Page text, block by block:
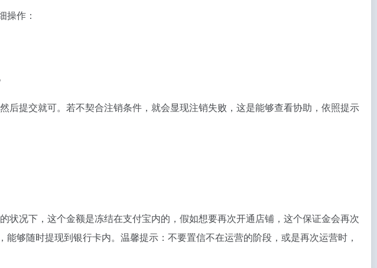
操作：
提交就可。若不契合注销条件，就会显现注销失败，这是能够查看协助，依照提示
况下，这个金额是冻结在支付宝内的，假如想要再次开通店铺，这个保证金会再次
够随时提现到银行卡内。温馨提示：不要置信不在运营的阶段，或是再次运营时，